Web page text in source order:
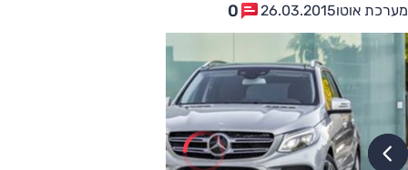
מערכת אוטו26.03.2015
0